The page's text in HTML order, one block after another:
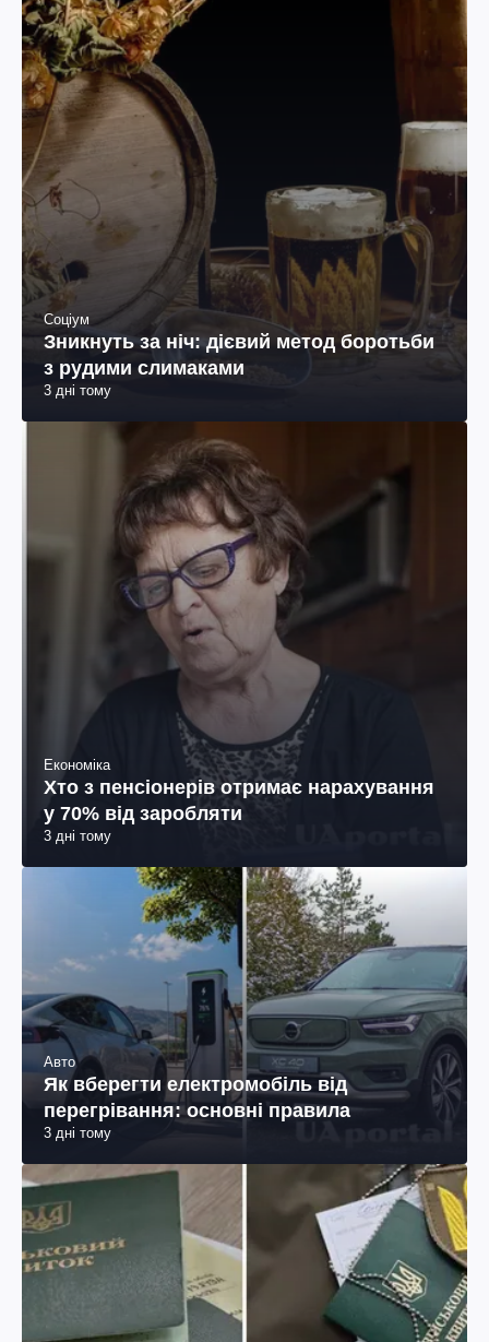
Соціум
Зникнуть за ніч: дієвий метод боротьби
з рудими слимаками
3 дні тому
Економіка
Хто з пенсіонерів отримає нарахування
у 70% від заробляти
3 дні тому
Авто
Як вберегти електромобіль від
перегрівання: основні правила
3 дні тому